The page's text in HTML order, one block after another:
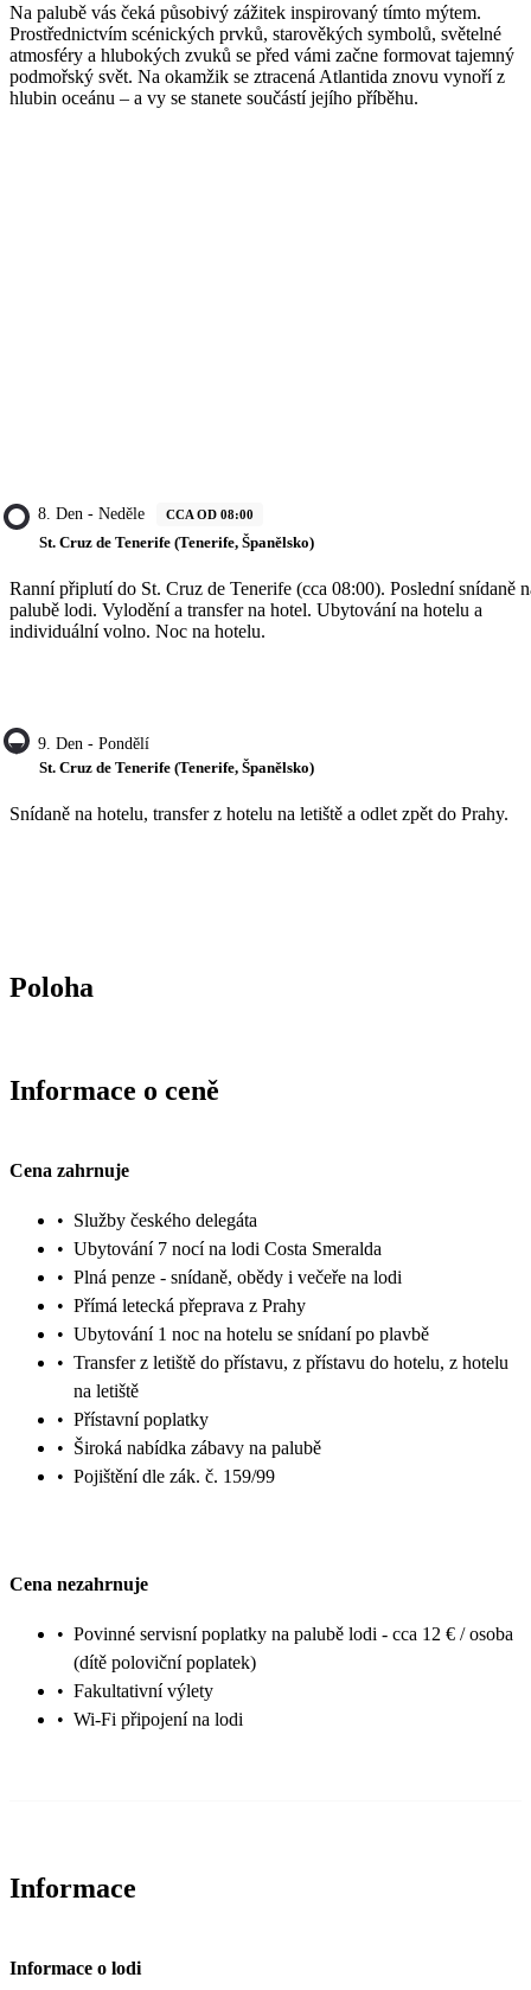
Na palubě vás čeká působivý zážitek inspirovaný tímto mýtem.
Prostřednictvím scénických prvků, starověkých symbolů, světelné
atmosféry a hlubokých zvuků se před vámi začne formovat tajemný
podmořský svět. Na okamžik se ztracená Atlantida znovu vynoří z
hlubin oceánu – a vy se stanete součástí jejího příběhu.
8. Den - Neděle CCA OD 08:00
St. Cruz de Tenerife (Tenerife, Španělsko)
Ranní připlutí do St. Cruz de Tenerife (cca 08:00). Poslední snídaně
palubě lodi. Vylodění a transfer na hotel. Ubytování na hotelu a
individuální volno. Noc na hotelu.
9. Den - Pondělí
St. Cruz de Tenerife (Tenerife, Španělsko)
Snídaně na hotelu, transfer z hotelu na letiště a odlet zpět do Prahy.
Poloha
Informace o ceně
Cena zahrnuje
• Služby českého delegáta
• Ubytování 7 nocí na lodi Costa Smeralda
• Plná penze - snídaně, obědy i večeře na lodi
• Přímá letecká přeprava z Prahy
• Ubytování 1 noc na hotelu se snídaní po plavbě
• Transfer z letiště do přístavu, z přístavu do hotelu, z hotelu
na letiště
• Přístavní poplatky
• Široká nabídka zábavy na palubě
• Pojištění dle zák. č. 159/99
Cena nezahrnuje
• Povinné servisní poplatky na palubě lodi - cca 12 € / osoba
(dítě poloviční poplatek)
• Fakultativní výlety
• Wi-Fi připojení na lodi
Informace
Informace o lodi